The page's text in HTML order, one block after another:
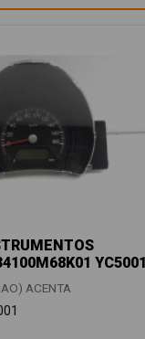
YC5001
ACENTA